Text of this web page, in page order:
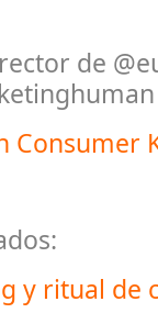
de
Consumer
y ritual de